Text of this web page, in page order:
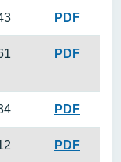
PDF
PDF
PDF
PDF